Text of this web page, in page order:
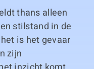
thans alleen
stilstand in de
is het gevaar
zijn